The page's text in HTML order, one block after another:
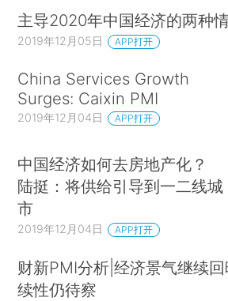
主导2020年中国经济的两种
2019年12月05日 APP打开
China Services Growth
Surges: Caixin PMI
2019年12月04日 APP打开
中国经济如何去房地产化？
陆挺：将供给引导到一二线城
市
2019年12月04日 APP打开
财新PMI分析|经济景气继续
续性仍待察